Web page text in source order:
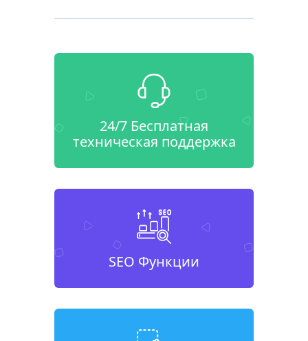
24/7 Бесплатная
техническая поддержка
SEO Функции